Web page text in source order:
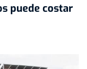
puede costar